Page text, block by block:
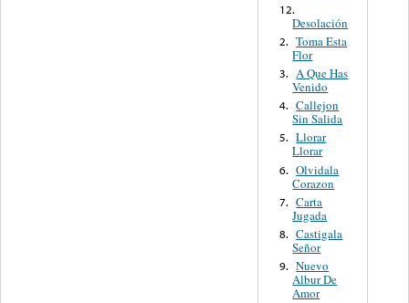
12.
Desolación
2. Toma Esta
Flor
3. A Que Has
Venido
4. Callejon
Sin Salida
5. Llorar
Llorar
6. Olvidala
Corazon
7. Carta
Jugada
8. Castigala
Señor
9. Nuevo
Albur De
Amor